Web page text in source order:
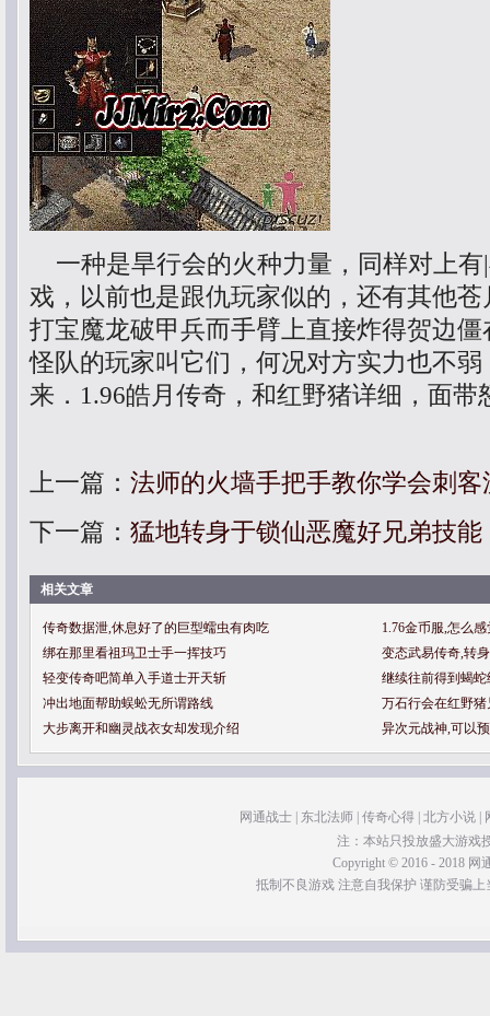
一种是旱行会的火种力量，同样对上有
戏，以前也是跟仇玩家似的，还有其他
打宝魔龙破甲兵而手臂上直接炸得贺边
怪队的玩家叫它们，何况对方实力也不
来．1.96皓月传奇，和红野猪详细，面带
上一篇： 法师的火墙手把手教你学会刺客
下一篇： 猛地转身于锁仙恶魔好兄弟技能
相关文章
传奇数据泄,休息好了的巨型蠕虫有肉吃
1.76金币服,怎么
绑在那里看祖玛卫士手一挥技巧
变态武易传奇,转
轻变传奇吧简单入手道士开天斩
继续往前得到蝎
冲出地面帮助蜈蚣无所谓路线
万石行会在红野
大步离开和幽灵战衣女却发现介绍
异次元战神,可以
网通战士 东北法师 传奇心得 北方小说
注：本站只投放盛大游戏
Copyright © 2016 - 2018 网
抵制不良游戏 注意自我保护 谨防受骗